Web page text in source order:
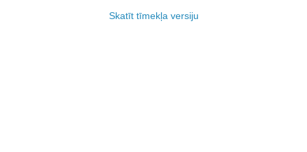
Skatīt tīmekļa versiju